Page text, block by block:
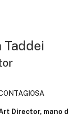
Taddei
Director, mano